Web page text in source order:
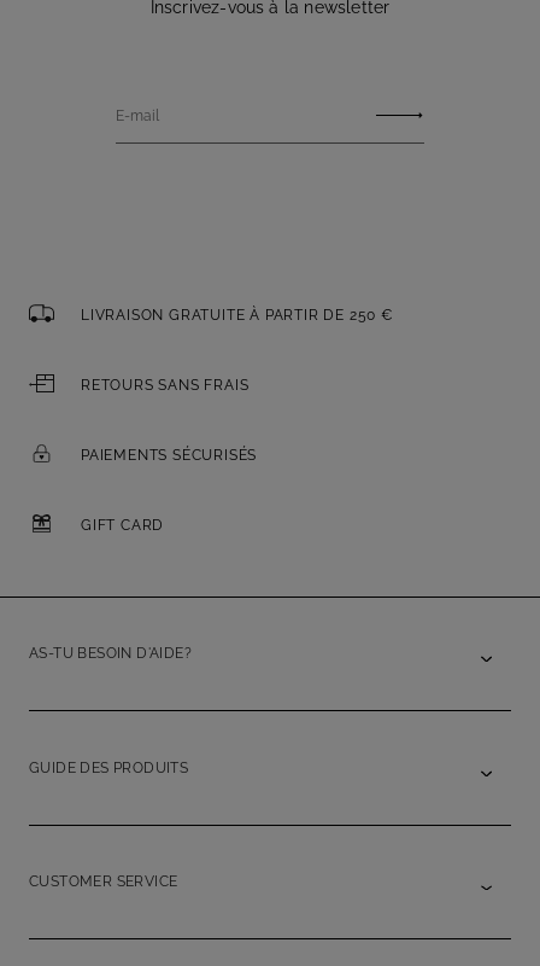
Inscrivez-vous à la newsletter
E-mail
LIVRAISON GRATUITE À PARTIR DE 250 €
RETOURS SANS FRAIS
PAIEMENTS SÉCURISÉS
GIFT CARD
AS-TU BESOIN D'AIDE?
GUIDE DES PRODUITS
CUSTOMER SERVICE